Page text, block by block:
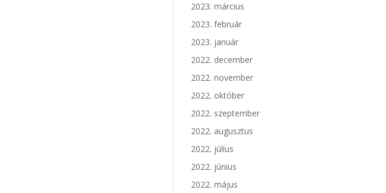
2023. március
2023. február
2023. január
2022. december
2022. november
2022. október
2022. szeptember
2022. augusztus
2022. július
2022. június
2022. május